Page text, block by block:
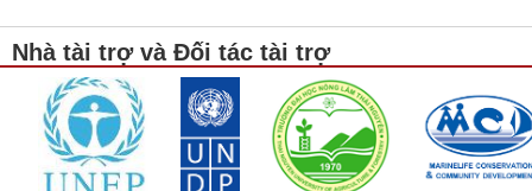
Nhà tài trợ và Đối tác tài trợ